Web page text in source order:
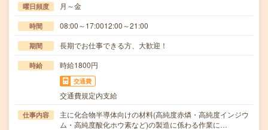
曜日頻度 月～金
時間 08:00～17:0012:00～21:00
期間 長期でお仕事できる方、大歓迎！
時給 時給1800円
交通費
交通費規定内支給
仕事内容
主に化合物半導体向けの材料(高純度赤燐・高純度インジウ
ム・高純度酸化ホウ素など)の製造に係わる作業に…